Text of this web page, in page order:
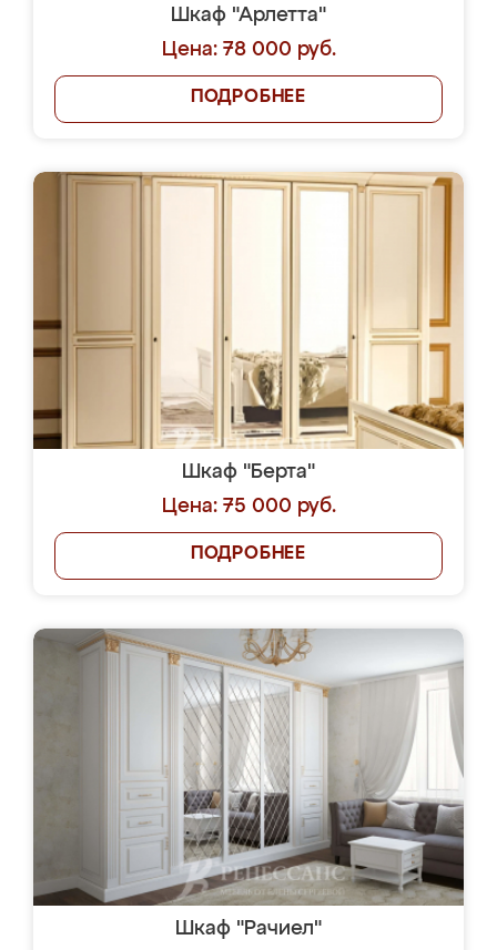
Шкаф "Арлетта"
Цена: 78 000 руб.
ПОДРОБНЕЕ
Шкаф "Берта"
Цена: 75 000 руб.
ПОДРОБНЕЕ
Шкаф "Рачиел"